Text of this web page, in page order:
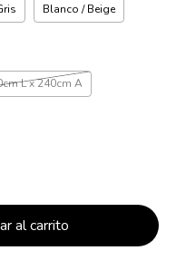
Blanco / Beige
L x 240cm A